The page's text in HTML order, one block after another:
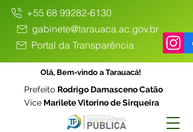
+55 68 99282-6130
gabinete@tarauaca.ac.gov.br
Portal da Transparência
Olá, Bem-vindo a Tarauacá!
Prefeito Rodrigo Damasceno Catão
Vice Marilete Vitorino de Sirqueira